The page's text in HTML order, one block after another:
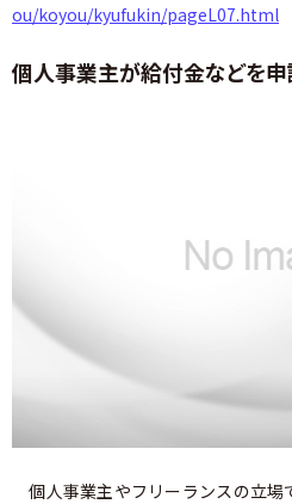
ou/koyou/kyufukin/pageL07.html
個人事業主が給付金などを
個人事業主やフリーランスの立場